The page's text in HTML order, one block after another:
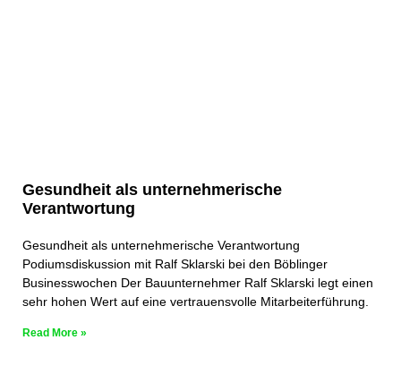
Gesundheit als unternehmerische
Verantwortung
Gesundheit als unternehmerische Verantwortung
Podiumsdiskussion mit Ralf Sklarski bei den Böblinger
Businesswochen Der Bauunternehmer Ralf Sklarski legt einen
sehr hohen Wert auf eine vertrauensvolle Mitarbeiterführung.
Read More »